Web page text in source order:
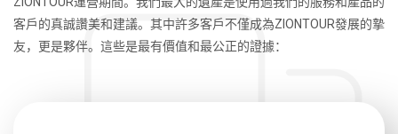
客戶的真誠讚美和建議。其中許多客戶不僅成為ZIONTOUR發展的摯
友，更是夥伴。這些是最有價值和最公正的證據：